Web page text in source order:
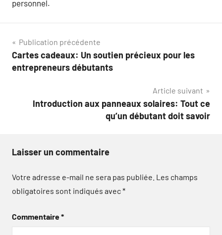
personnel.
Navigation
de
Publication précédente
Cartes cadeaux: Un soutien précieux pour les
entrepreneurs débutants
Article suivant
Introduction aux panneaux solaires: Tout ce
qu’un débutant doit savoir
Laisser un commentaire
Votre adresse e-mail ne sera pas publiée. Les champs
obligatoires sont indiqués avec*
Commentaire*